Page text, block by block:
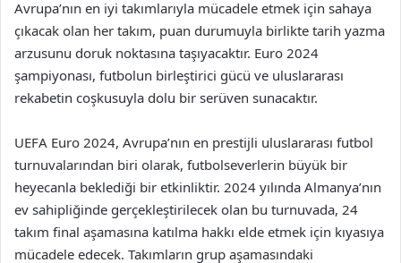
Avrupa’nın en iyi takımlarıyla mücadele etmek için sahaya
çıkacak olan her takım, puan durumuyla birlikte tarih yazma
arzusunu doruk noktasına taşıyacaktır. Euro 2024
şampiyonası, futbolun birleştirici gücü ve uluslararası
rekabetin coşkusuyla dolu bir serüven sunacaktır.
UEFA Euro 2024, Avrupa’nın en prestijli uluslararası futbol
turnuvalarından biri olarak, futbolseverlerin büyük bir
heyecanla beklediği bir etkinliktir. 2024 yılında Almanya’nın
ev sahipliğinde gerçekleştirilecek olan bu turnuvada, 24
takım final aşamasına katılma hakkı elde etmek için kıyasıya
mücadele edecek. Takımların grup aşamasındaki